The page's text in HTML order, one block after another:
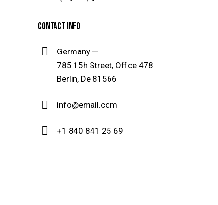
CONTACT INFO
Germany —
785 15h Street, Office 478
Berlin, De 81566
info@email.com
+1 840 841 25 69